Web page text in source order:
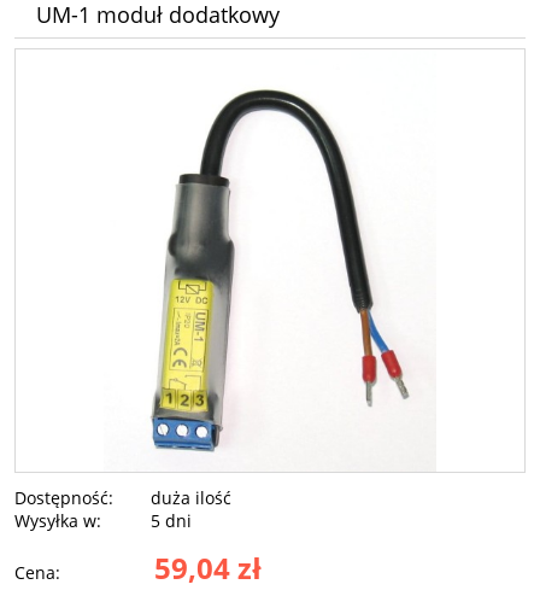
UM-1 moduł dodatkowy
Dostępność:
duża ilość
Wysyłka w:
5 dni
Cena: 59,04 zł